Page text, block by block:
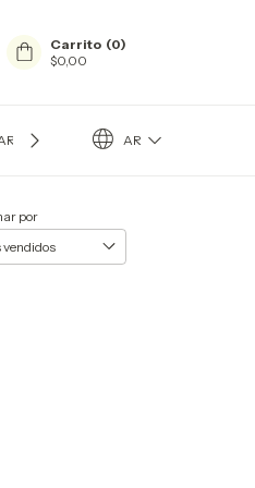
Carrito (0)
$0,00
CONTACTOAR
por